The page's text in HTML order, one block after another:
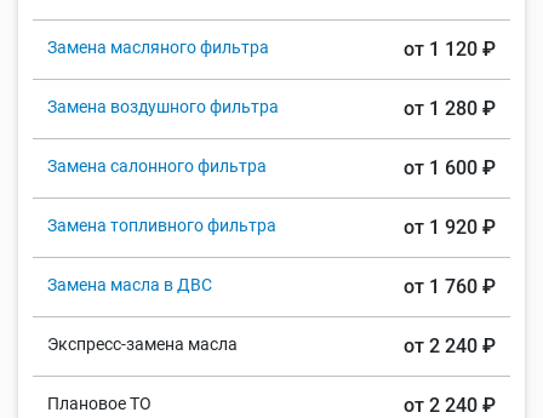
Замена масляного фильтра от 1 120 ₽
Замена воздушного фильтра от 1 280 ₽
Замена салонного фильтра от 1 600 ₽
Замена топливного фильтра от 1 920 ₽
Замена масла в ДВС от 1 760 ₽
Экспресс-замена масла от 2 240 ₽
Плановое ТО от 2 240 ₽